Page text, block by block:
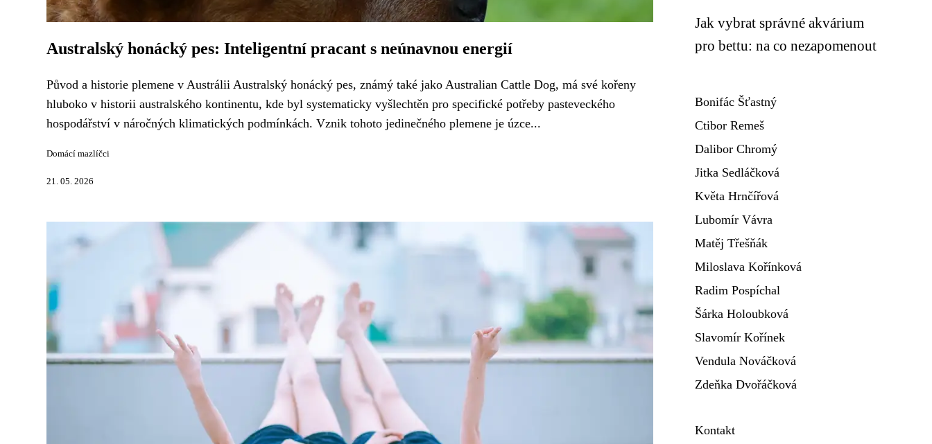
Australský honácký pes: Inteligentní pracant s neúnavnou energií
Původ a historie plemene v Austrálii Australský honácký pes, známý také jako Australian Cattle Dog, má své kořeny
hluboko v historii australského kontinentu, kde byl systematicky vyšlechtěn pro specifické potřeby pasteveckého
hospodářství v náročných klimatických podmínkách. Vznik tohoto jedinečného plemene je úzce...
Domácí mazlíčci
21. 05. 2026
Jak vybrat správné akvárium
pro bettu: na co nezapomenout
Bonifác Šťastný
Ctibor Remeš
Dalibor Chromý
Jitka Sedláčková
Květa Hrnčířová
Lubomír Vávra
Matěj Třešňák
Miloslava Kořínková
Radim Pospíchal
Šárka Holoubková
Slavomír Kořínek
Vendula Nováčková
Zdeňka Dvořáčková
Kontakt